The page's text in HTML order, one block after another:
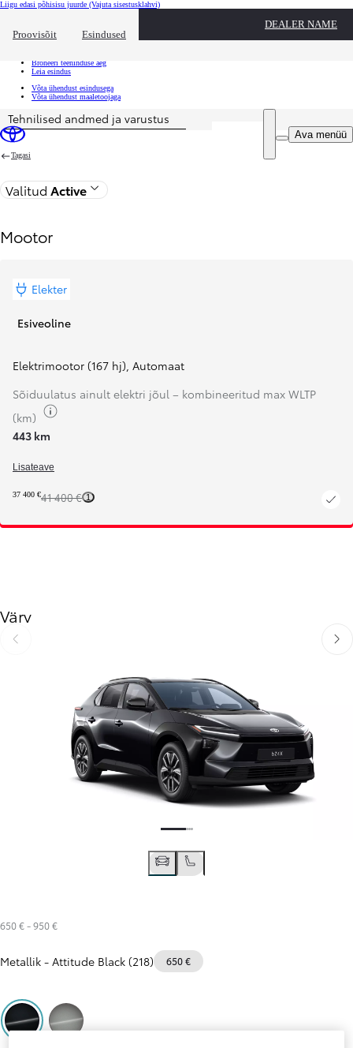
Liigu edasi põhisisu juurde (Vajuta sisestusklahvi)
Proovisõit Esindused
DEALER NAME
Kiirtee Klõpsa kiirtee ülekatte sulgemiseks
Broneeri teeninduse aeg
Leia esindus
Võta ühendust esindusega
Võta ühendust maaletoojaga
Ava menüü
Hind on uuendatud Sinu konfiguratsiooniga sõiduki hind on 38 050 €
Tehnilised andmed ja varustus
Tagasi
Valitud Active
Mootor
Elekter
Esiveoline
Elektrimootor (167 hj), Automaat
Sõiduulatus ainult elektri jõul – kombineeritud max WLTP
(km)
443 km
Lisateave
37 400 €41 400 € 1
Värv
Libista eelmisele
650 €-950 €
Metallik - Attitude Black (218) 650 €